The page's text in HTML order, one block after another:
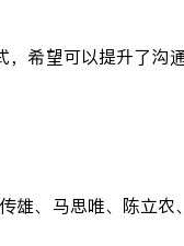
希望可以提升了沟
雄、马思唯、陈立